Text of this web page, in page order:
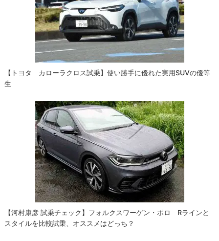
【トヨタ カローラクロス試乗】使い勝手に優れた実用SUVの優等
生
【河村康彦 試乗チェック】フォルクスワーゲン・ポロ Rラインと
スタイルを比較試乗、オススメはどっち？